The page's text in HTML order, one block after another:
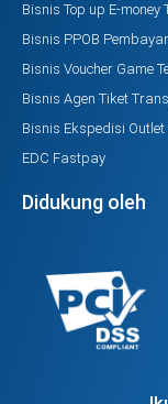
Bisnis Top up E-money
Bisnis PPOB
Bisnis Voucher Game
Bisnis Agen Tiket
Bisnis Ekspedisi Outlet
EDC Fastpay
Didukung oleh